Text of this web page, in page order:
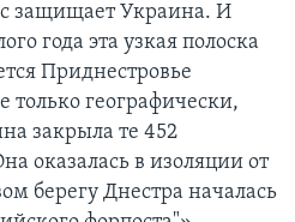
защищает Украина. И
года эта узкая полоска
Приднестровье
только географически,
закрыла те 452
оказалась в изоляции от
берегу Днестра началась